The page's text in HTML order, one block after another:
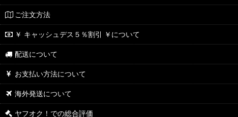
ご注文方法
￥ キャッシュデス５％割引 ￥について
配送について
お支払い方法について
海外発送について
ヤフオク！での総合評価